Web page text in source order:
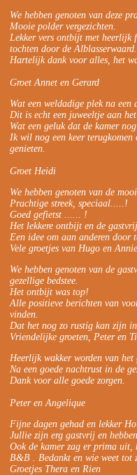
We hebben genoten van deze
Mooie polder vergezichten.
Lekker vers ontbijt met heerlijk
tochten door de Alblasserwaard.
Hartelijk dank voor alles, het
Groet Annet en Gerard
Wat een weldadige plek na een
Dit is echt een juweeltje aan
Wat een geluk dat de kamer
Ik wil nog een keer
genieten.
Groet Heidi
We hebben genoten van de
Prachtige streek, speciaal.....!
Goed gefietst ...... !
Het lekkere ontbijt en de
Een idee om aan anderen door
Vele groetjes van Hugo en
We hebben genoten van de
gezellige bedstee.
Het ontbijt was top!
Alle positieve berichten van
vinden.
Dat het nog zo rustig kan zijn
Vriendelijke groeten, Peter en
Heerlijk wakker worden van het
Na een goede nachtrust in de
Dank voor alle goede zorgen.
Peter en Angelique
Fijne dagen gehad en lekker
Jullie zijn erg gastvrij en
Ook de kamer zag er prima uit,
B&B . Bedankt en wie weet tot
Groetjes Thera en Rien